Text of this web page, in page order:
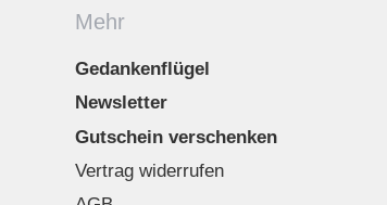
Mehr
Gedankenflügel
Newsletter
Gutschein verschenken
Vertrag widerrufen